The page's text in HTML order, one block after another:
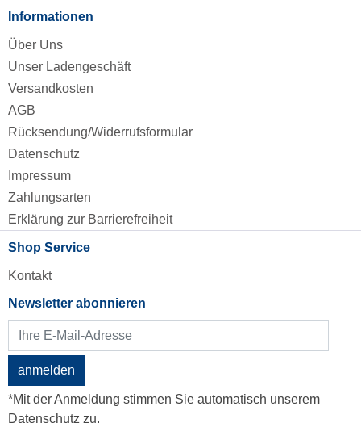
Informationen
Über Uns
Unser Ladengeschäft
Versandkosten
AGB
Rücksendung/Widerrufsformular
Datenschutz
Impressum
Zahlungsarten
Erklärung zur Barrierefreiheit
Shop Service
Kontakt
Newsletter abonnieren
anmelden
*Mit der Anmeldung stimmen Sie automatisch unserem
Datenschutz zu.